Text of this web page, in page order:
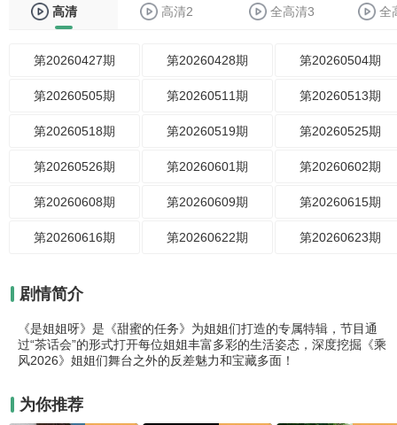
高清 高清2 全高清3 全
第20260427期 第20260428期 第20260504期
第20260505期 第20260511期 第20260513期
第20260518期 第20260519期 第20260525期
第20260526期 第20260601期 第20260602期
第20260608期 第20260609期 第20260615期
第20260616期 第20260622期 第20260623期
剧情简介
《是姐姐呀》是《甜蜜的任务》为姐姐们打造的专属特辑，节目通
过“茶话会”的形式打开每位姐姐丰富多彩的生活姿态，深度挖掘《乘
风2026》姐姐们舞台之外的反差魅力和宝藏多面！
为你推荐